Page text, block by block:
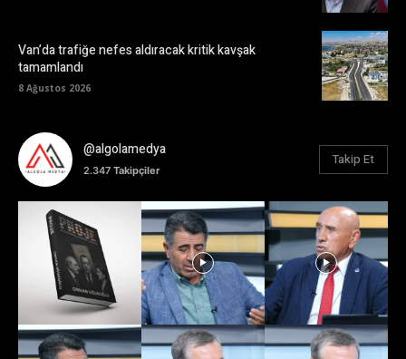
Van’da trafiğe nefes aldıracak kritik kavşak
tamamlandı
8 Ağustos 2026
@algolamedya
2.347 Takipçiler
Takip Et